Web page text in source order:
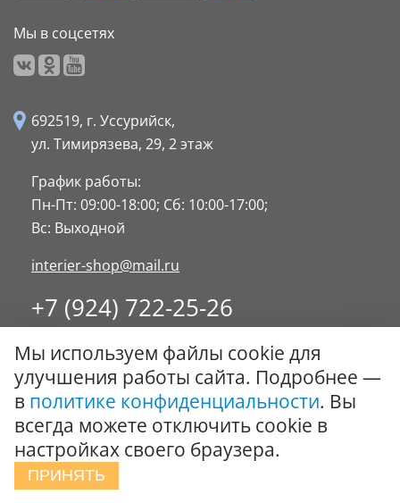
Мы в соцсетях
692519, г. Уссурийск,
ул. Тимирязева, 29, 2 этаж
График работы:
Пн-Пт: 09:00-18:00; Сб: 10:00-17:00;
Вс: Выходной
interier-shop@mail.ru
+7 (924) 722-25-26
8 (4234) 32-17-89
Заказать обратный звонок
© ООО "Стиль-Интерьер" 1996 - 2026. Все права
защищены.
Политика обработки персональных данных
Сообщить об ошибке
Мы используем файлы cookie для
улучшения работы сайта. Подробнее —
в политике конфиденциальности. Вы
всегда можете отключить cookie в
настройках своего браузера.
ПРИНЯТЬ